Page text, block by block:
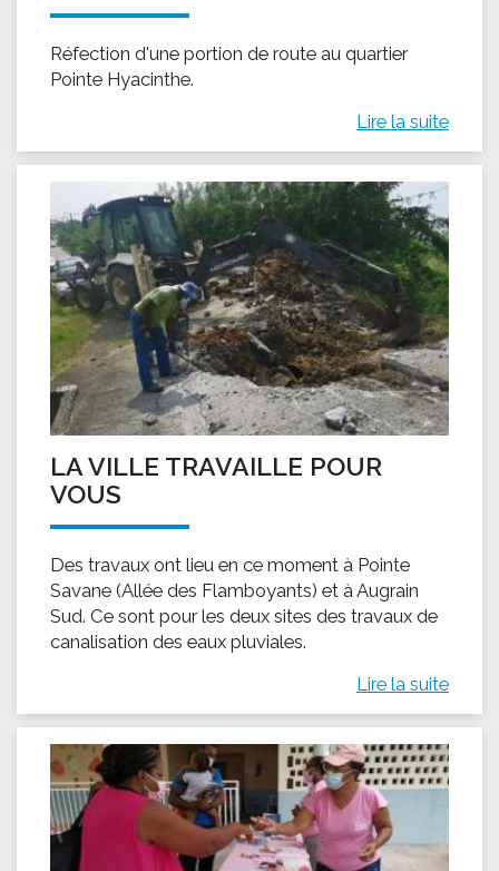
Réfection d'une portion de route au quartier
Pointe Hyacinthe.
Lire la suite
LA VILLE TRAVAILLE POUR
VOUS
Des travaux ont lieu en ce moment à Pointe
Savane (Allée des Flamboyants) et à Augrain
Sud. Ce sont pour les deux sites des travaux de
canalisation des eaux pluviales.
Lire la suite